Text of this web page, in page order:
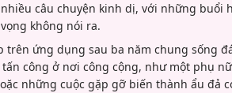
câu chuyện kinh dị, với những buổi
không nói ra.
ứng dụng sau ba năm chung sống
công ở nơi công cộng, như một phụ
những cuộc gặp gỡ biến thành ẩu đả